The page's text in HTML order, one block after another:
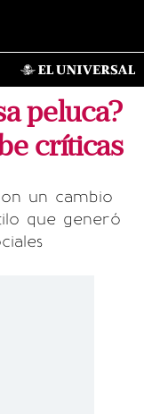
peluca?
críticas
un cambio
que generó